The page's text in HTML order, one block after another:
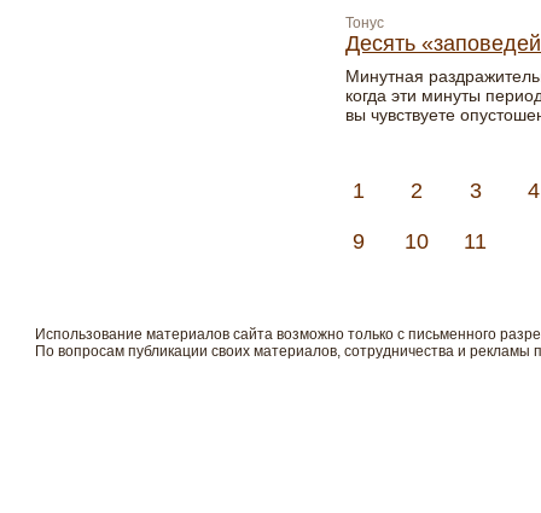
Тонус
Десять
Минутная
когда эти минуты
вы чувствуете
1 2 3 4
9 10 11
Использование материалов сайта возможно только с письменного
По вопросам публикации своих материалов, сотрудничества и